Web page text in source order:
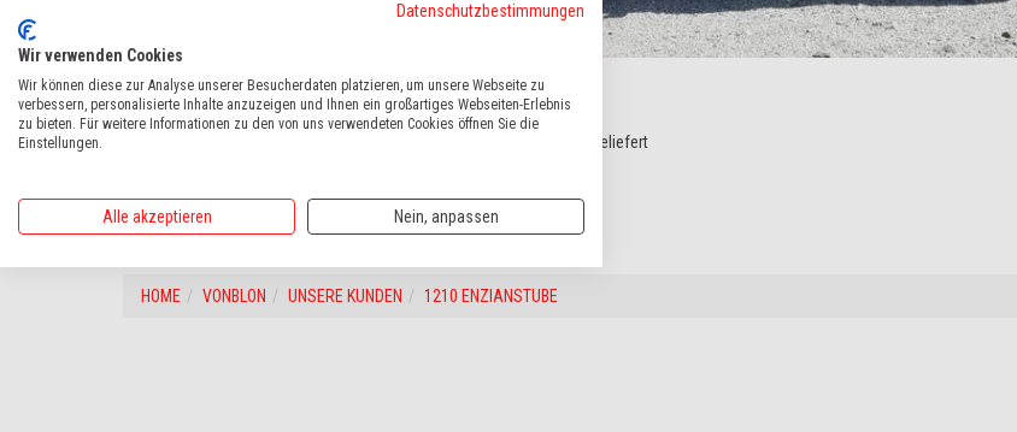
Enzianstube
Ranger 1000 in Sommeroutfit mit dem Winterequipment am Heck ausgeliefert
zurück weiter
HOME VONBLON UNSERE KUNDEN 1210 ENZIANSTUBE
Datenschutzbestimmungen
Wir verwenden Cookies
Wir können diese zur Analyse unserer Besucherdaten platzieren, um unsere Webseite zu
verbessern, personalisierte Inhalte anzuzeigen und Ihnen ein großartiges Webseiten-Erlebnis
zu bieten. Für weitere Informationen zu den von uns verwendeten Cookies öffnen Sie die
Einstellungen.
Alle akzeptieren Nein, anpassen